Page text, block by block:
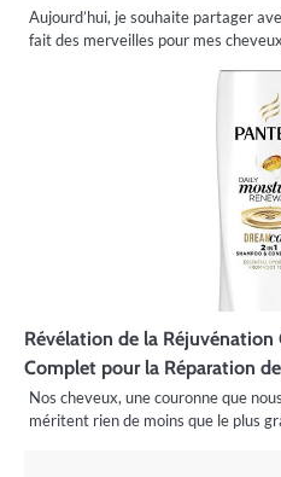
Aujourd’hui, je souhaite partager
fait des merveilles pour mes
Révélation de la Réjuvénation
Complet pour la Réparation
Nos cheveux, une couronne que
méritent rien de moins que le plus